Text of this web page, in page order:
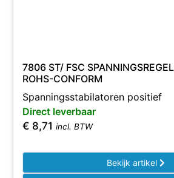
7806 ST/ FSC
ROHS-CONFORM
Spanningsstabilatoren positief
Direct leverbaar
€ 8,71 incl. BTW
Bekijk artikel